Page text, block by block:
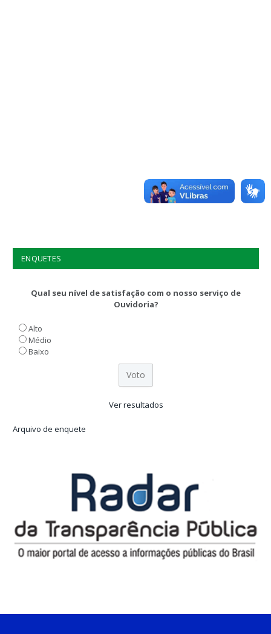
ENQUETES
Qual seu nível de satisfação com o nosso serviço de
Ouvidoria?
Alto
Médio
Baixo
Ver resultados
Arquivo de enquete